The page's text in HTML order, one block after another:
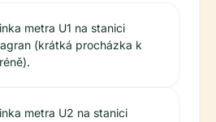
metra U1 na stanici
(krátká procházka k
metra U2 na stanici